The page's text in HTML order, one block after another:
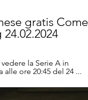
gratis Come
la Serie A in
ore 20:45 del 24 ...